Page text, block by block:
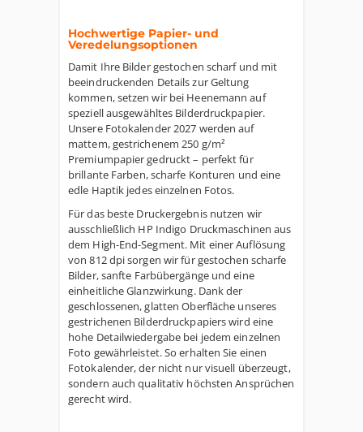
Hochwertige Papier- und
Veredelungsoptionen
Damit Ihre Bilder gestochen scharf und mit
beeindruckenden Details zur Geltung
kommen, setzen wir bei Heenemann auf
speziell ausgewähltes Bilderdruckpapier.
Unsere Fotokalender 2027 werden auf
mattem, gestrichenem 250 g/m²
Premiumpapier gedruckt – perfekt für
brillante Farben, scharfe Konturen und eine
edle Haptik jedes einzelnen Fotos.
Für das beste Druckergebnis nutzen wir
ausschließlich HP Indigo Druckmaschinen aus
dem High-End-Segment. Mit einer Auflösung
von 812 dpi sorgen wir für gestochen scharfe
Bilder, sanfte Farbübergänge und eine
einheitliche Glanzwirkung. Dank der
geschlossenen, glatten Oberfläche unseres
gestrichenen Bilderdruckpapiers wird eine
hohe Detailwiedergabe bei jedem einzelnen
Foto gewährleistet. So erhalten Sie einen
Fotokalender, der nicht nur visuell überzeugt,
sondern auch qualitativ höchsten Ansprüchen
gerecht wird.